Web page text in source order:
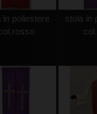
in poliestere
col.rosso
stola in